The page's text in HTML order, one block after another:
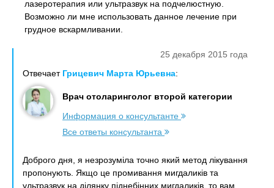
лазеротерапия или ультразвук на подчелюстную.
Возможно ли мне использовать данное лечение при
грудное вскармливании.
25 декабря 2015 года
Отвечает Грицевич Марта Юрьевна:
Врач отоларинголог второй категории
Информация о консультанте
Все ответы консультанта
Доброго дня, я незрозуміла точно який метод лікування
пропонують. Якщо це промивання мигдаликів та
ультразвук на ділянку піднебінних мигдаликів, то вам